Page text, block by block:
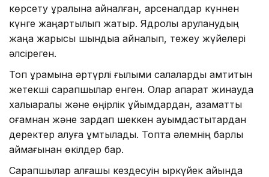
көрсету құралына айналған, арсеналдар күннен
күнге жаңартылып жатыр. Ядролық қаруланудың
жаңа жарысы шындыққа айналып, тежеу жүйелері
әлсіреген.
Топ құрамына әртүрлі ғылыми салаларды қамтитын
жетекші сарапшылар енген. Олар ақпарат жинауда
халықаралық және өңірлік ұйымдардан, азаматтық
қоғамнан және зардап шеккен қауымдастықтардан
деректер алуға ұмтылады. Топта әлемнің барлық
аймағынан өкілдер бар.
Сарапшылар алғашқы кездесуін қыркүйек айында